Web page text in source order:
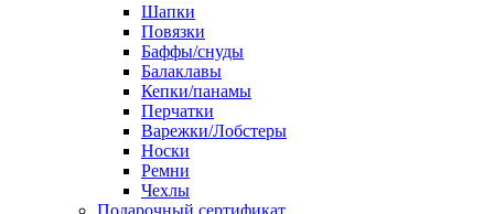
Шапки
Повязки
Баффы/снуды
Балаклавы
Кепки/панамы
Перчатки
Варежки/Лобстеры
Носки
Ремни
Чехлы
Подарочный сертификат